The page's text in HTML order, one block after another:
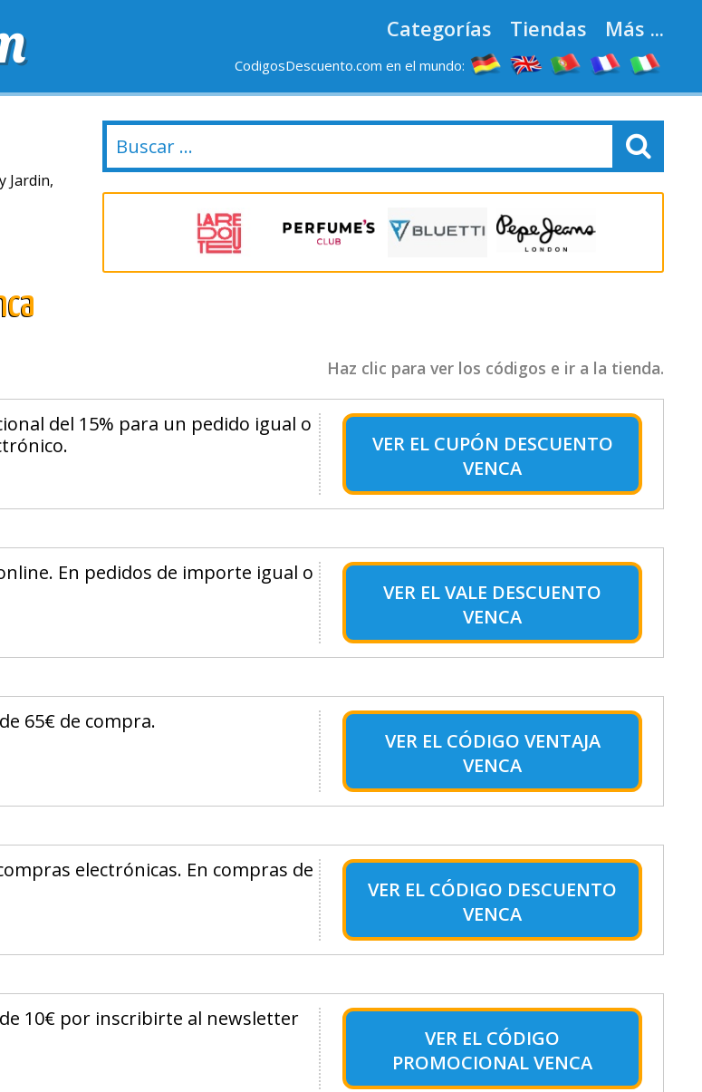
Categorías Tiendas Más ...
CodigosDescuento.com en el mundo:
NUEVAS TIENDAS
Jardin,
Haz clic para ver los códigos e ir a la tienda.
del 15% para un pedido igual o
VER EL CUPÓN DESCUENTO
VENCA
En pedidos de importe igual o
VER ELVALE DESCUENTO
VENCA
65€ de compra.
VER EL CÓDIGO VENTAJA
VENCA
electrónicas. En compras de
VER EL CÓDIGO DESCUENTO
VENCA
10€ por inscribirte al newsletter
VER EL CÓDIGO
PROMOCIONAL VENCA